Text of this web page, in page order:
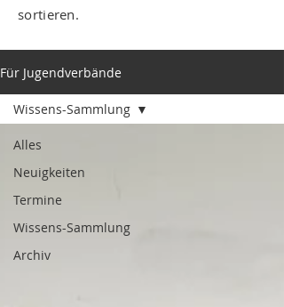
sortieren.
Für Jugendverbände
Alles
Neuigkeiten
Termine
Wissens-Sammlung
Archiv
Wissens-Sammlung